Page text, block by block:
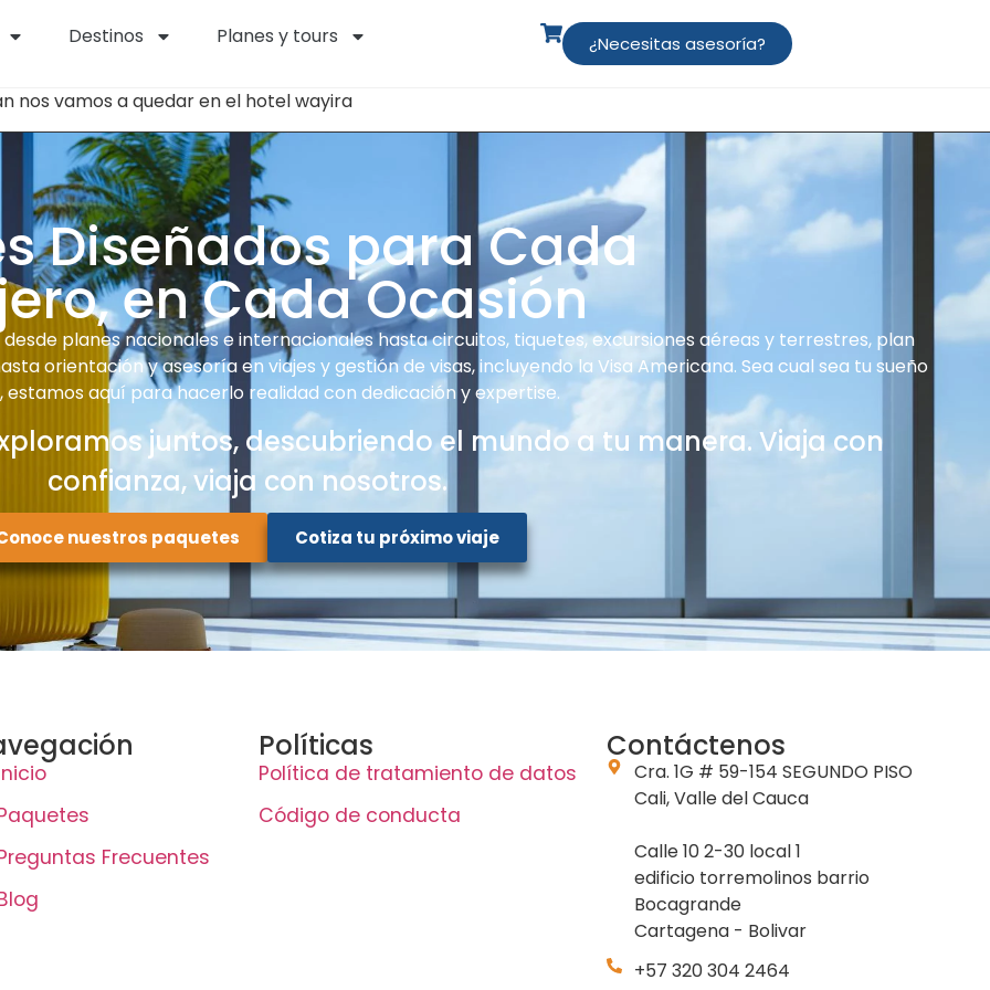
Destinos Planes y tours ¿Necesitas asesoría?
nos vamos a quedar en el hotel wayira
Diseñados para Cada
en Cada Ocasión
planes nacionales e internacionales hasta circuitos, tiquetes, excursiones aéreas y terrestres, plan
orientación y asesoría en viajes y gestión de visas, incluyendo la Visa Americana. Sea cual sea tu sueño
estamos aquí para hacerlo realidad con dedicación y expertise.
juntos, descubriendo el mundo a tu manera. Viaja con
confianza, viaja con nosotros.
nuestros paquetes Cotiza tu próximo viaje
Frecuentes
Políticas
Política de tratamiento de datos
Código de conducta
Contáctenos
Cra. 1G # 59-154 SEGUNDO PISO
Cali, Valle del Cauca
Calle 10 2-30 local 1
edificio torremolinos barrio
Bocagrande
Cartagena - Bolivar
+57 320 304 2464